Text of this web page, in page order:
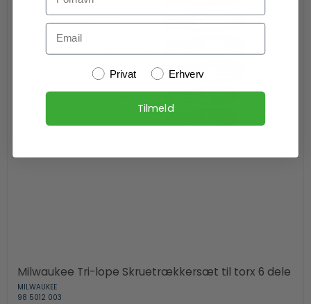
Milwaukee Tri-lope Skruetrækkersæt til torx 6 dele
MILWAUKEE
98 5012 003
Email
Kundetype
Privat Erhverv
Tilmeld